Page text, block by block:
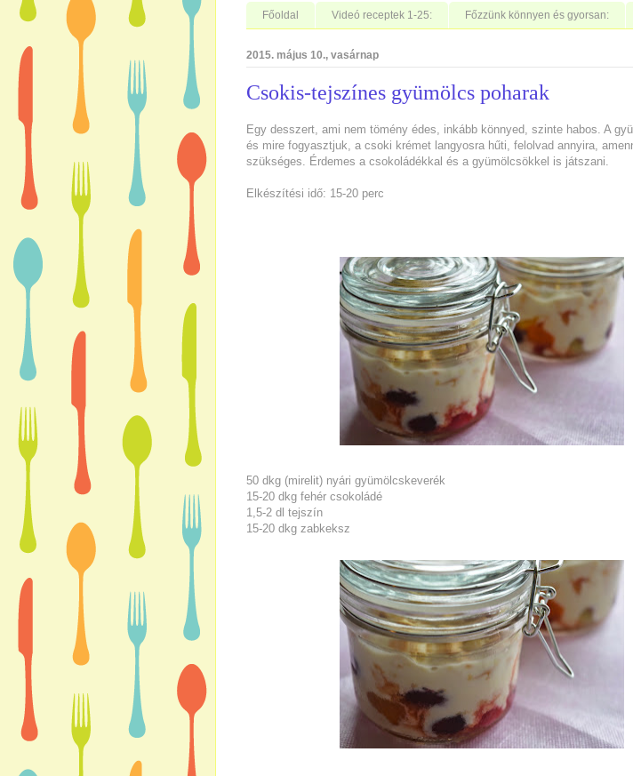
Főoldal Videó receptek 1-25: Főzzünk könnyen és gyorsan:
2015. május 10., vasárnap
Csokis-tejszínes gyümölcs poharak
Egy desszert, ami nem tömény édes, inkább könnyed, szinte habos. A
és mire fogyasztjuk, a csoki krémet langyosra hűti, felolvad annyira,
szükséges. Érdemes a csokoládékkal és a gyümölcsökkel is játszani.
Elkészítési idő: 15-20 perc
50 dkg (mirelit) nyári gyümölcskeverék
15-20 dkg fehér csokoládé
1,5-2 dl tejszín
15-20 dkg zabkeksz